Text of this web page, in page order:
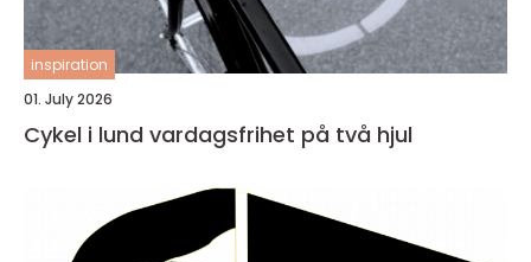
inspiration
01. July 2026
Cykel i lund vardagsfrihet på två hjul